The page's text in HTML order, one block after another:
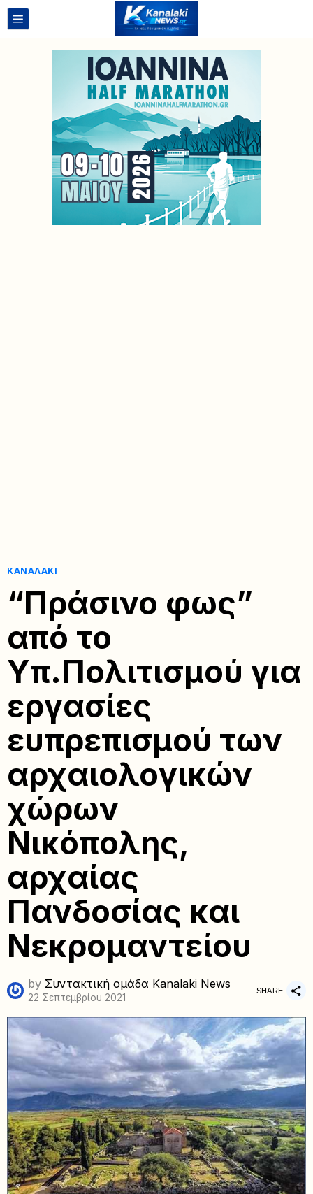
ΚΑΝΑΛΆΚΙ
“Πράσινο φως”
από το
Υπ.Πολιτισμού για
εργασίες
ευπρεπισμού των
αρχαιολογικών
χώρων
Νικόπολης,
αρχαίας
Πανδοσίας και
Νεκρομαντείου
by Συντακτική ομάδα Kanalaki News
22 Σεπτεμβρίου 2021
SHARE